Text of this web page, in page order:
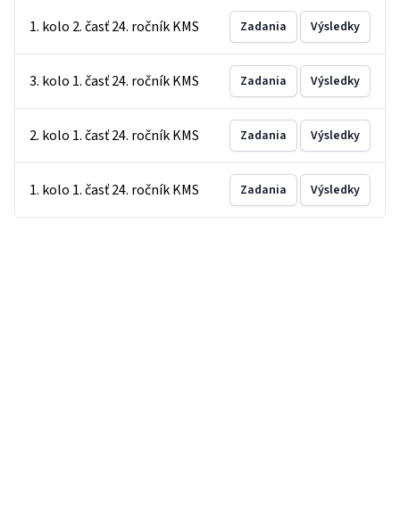
1. kolo 2. časť 24. ročník KMS Zadania Výsledky
3. kolo 1. časť 24. ročník KMS Zadania Výsledky
2. kolo 1. časť 24. ročník KMS Zadania Výsledky
1. kolo 1. časť 24. ročník KMS Zadania Výsledky